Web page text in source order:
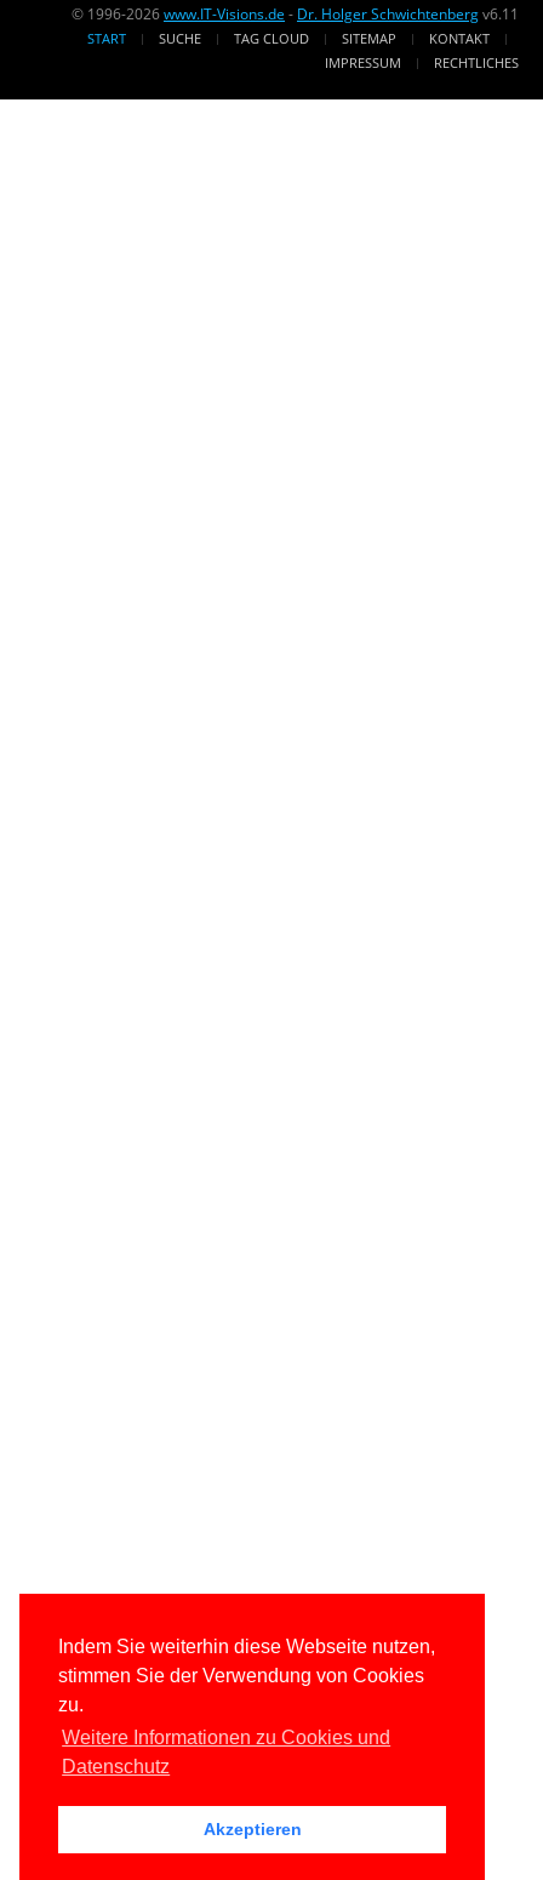
Indem Sie weiterhin diese Webseite nutzen,
stimmen Sie der Verwendung von Cookies
zu.
Weitere Informationen zu Cookies und
Datenschutz
Akzeptieren
© 1996-2026www.IT-Visions.de - Dr. Holger Schwichtenbergv6.11
START SUCHE TAG CLOUD SITEMAP
KONTAKT
IMPRESSUM
RECHTLICHES